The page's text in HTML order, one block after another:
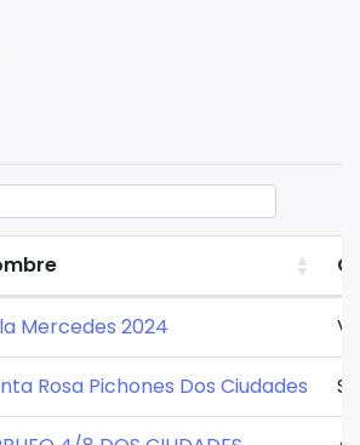
Mercedes 2024
Rosa Pichones Dos Ciudades